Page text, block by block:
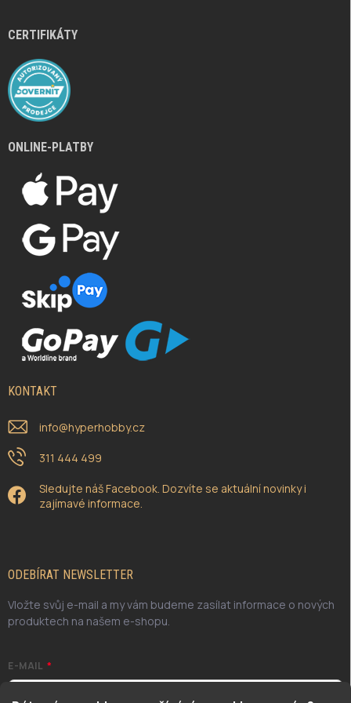
CERTIFIKÁTY
ONLINE-PLATBY
KONTAKT
info@hyperhobby.cz
311 444 499
Sledujte náš Facebook. Dozvíte se aktuální novinky i
zajímavé informace.
ODEBÍRAT NEWSLETTER
Vložte svůj e-mail a my vám budeme zasílat informace o nových
produktech na našem e-shopu.
E-MAIL